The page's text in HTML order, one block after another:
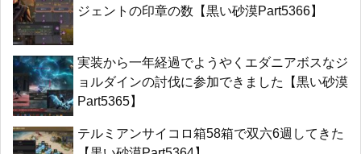
ジェントの印章の数【黒い砂漠Part5366】
実装から一年経過でようやくエダニアボスなジ
ョルダインの討伐に参加できました【黒い砂漠
Part5365】
テルミアンサイコロ箱58箱で双六6週してきた